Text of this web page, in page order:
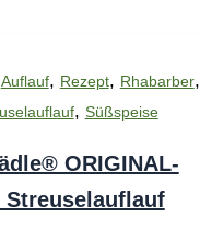
Auflauf, Rezept, Rhabarber,
, Süßspeise
ORIGINAL-
Streuselauflauf